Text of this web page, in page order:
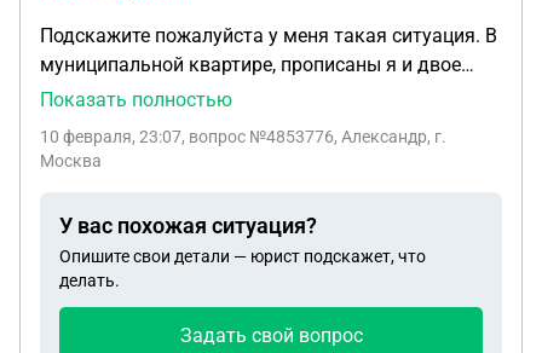
Подскажите пожалуйста у меня такая ситуация. В
муниципальной квартире, прописаны я и двое
моих несовершеннолетних детей,+ брат по
бубшки, объявился брат который хочет тут жить.
неинтересно жить с вами не намерен,но и дарить
или отдавать свои 3/4 я не намерен. Брат идёт в
отказ, ему 23 года за него решает мама ,якобы
законный представитель доверенности я не
Показать полностью
10 февраля, 23:07, вопрос №4853776, Александр, г.
Москва
У вас похожая ситуация?
Опишите свои детали — юрист подскажет, что
делать.
Задать свой вопрос